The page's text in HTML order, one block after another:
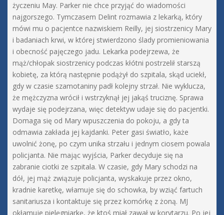
życzeniu May. Parker nie chce przyjąć do wiadomości
najgorszego. Tymczasem Delint rozmawia z lekarką, który
mówi mu o pacjentce nazwiskiem Reilly, jej siostrzenicy Mary
i badaniach krwi, w której stwierdzono ślady promieniowania
i obecność pajęczego jadu. Lekarka podejrzewa, że
mąż/chłopak siostrzenicy podczas kłótni postrzelił starszą
kobietę, za którą następnie podążył do szpitala, skąd uciekł,
gdy w czasie szamotaniny padł kolejny strzał. Nie wyklucza,
że mężczyzna wrócił i wstrzyknął jej jakąś truciznę. Sprawa
wydaje się podejrzana, więc detektyw udaje się do pacjentki.
Domaga się od Mary wpuszczenia do pokoju, a gdy ta
odmawia zakłada jej kajdanki. Peter gasi światło, każe
uwolnić żonę, po czym unika strzału i jednym ciosem powala
policjanta. Nie mając wyjścia, Parker decyduje się na
zabranie ciotki ze szpitala. W czasie, gdy Mary schodzi na
dół, jej mąż związuje policjanta, wyskakuje przez okno,
kradnie karetkę, włamuje się do schowka, by wziąć fartuch
sanitariusza i kontaktuje się przez komórkę z żoną. MJ
okłamuje pielęgniarkę, że ktoś miał zawał w korytarzu. Po jej